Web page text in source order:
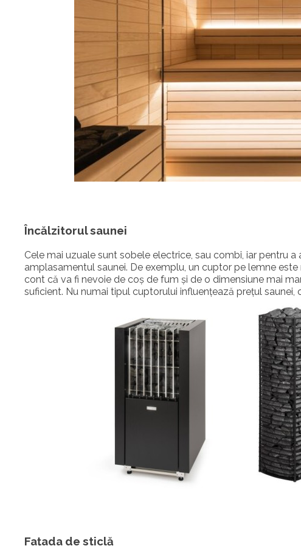
Încălzitorul saunei
Cele mai uzuale sunt sobele electrice, sau combi, iar pentru
amplasamentul saunei. De exemplu, un cuptor pe lemne
cont că va fi nevoie de coș de fum și de o dimensiune mai
suficient. Nu numai tipul cuptorului influențează prețul saunei,
Fațada de sticlă